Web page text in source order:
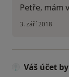
Petře, mám
3. září 2018
Váš účet